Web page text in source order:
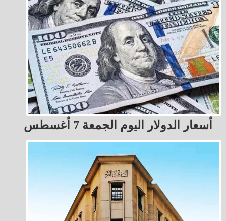
أسعار الدولار اليوم الجمعة 7 أغسطس